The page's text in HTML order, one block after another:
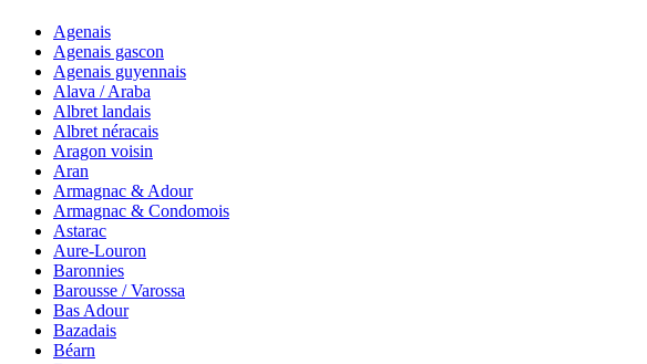
Agenais
Agenais gascon
Agenais guyennais
Alava / Araba
Albret landais
Albret néracais
Aragon voisin
Aran
Armagnac & Adour
Armagnac & Condomois
Astarac
Aure-Louron
Baronnies
Barousse / Varossa
Bas Adour
Bazadais
Béarn